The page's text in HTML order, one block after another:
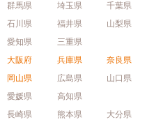
群馬県 埼玉県 千葉県
石川県 福井県 山梨県
愛知県
三重県
大阪府 兵庫県 奈良県
岡山県 広島県
山口県
愛媛県
高知県
長崎県 熊本県 大分県